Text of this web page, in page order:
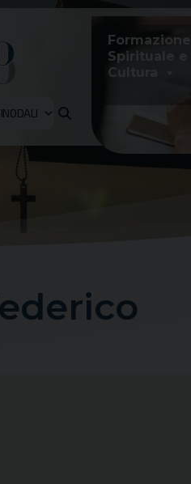
Formazione
Spirituale e
Cultura